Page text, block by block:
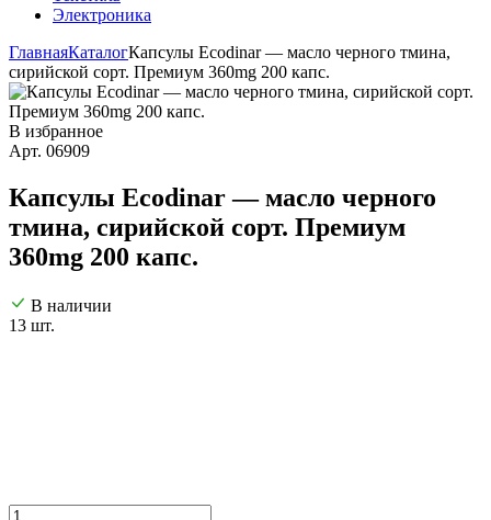
Электроника
ГлавнаяКаталогКапсулы Ecodinar — масло черного тмина,
сирийской сорт. Премиум 360mg 200 капс.
В избранное
Арт. 06909
Капсулы Ecodinar — масло черного
тмина, сирийской сорт. Премиум
360mg 200 капс.
В наличии
13 шт.